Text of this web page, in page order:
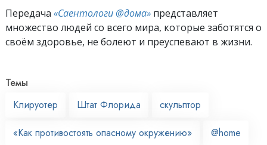
Передача «Саентологи @дома» представляет
множество людей со всего мира, которые заботятся о
своём здоровье, не болеют и преуспевают в жизни.
Темы
Клируотер
Штат Флорида скульптор
«Как противостоять опасному окружению» @home